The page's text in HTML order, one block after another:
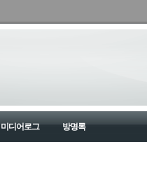
미디어로그 방명록